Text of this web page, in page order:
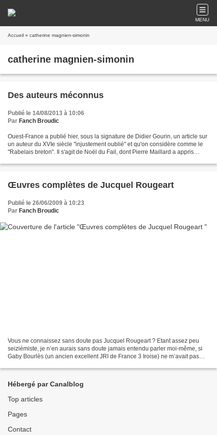
MENU
Accueil » catherine magnien-simonin
catherine magnien-simonin
Des auteurs méconnus
Publié le 14/08/2013 à 10:06
Par Fanch Broudic
Ouest-France a publié hier, sous la signature de Didier Gourin, un article sur
un auteur du XVIe siècle "injustement oublié" et qu'on considère comme le
"Rabelais breton". Il s'agit de Noël du Fail, dont Pierre Maillard a appris
Œuvres complètes de Jucquel Rougeart
Publié le 26/06/2009 à 10:23
Par Fanch Broudic
Vous ne connaissez sans doute pas Jucquel Rougeart ? Etant assez peu
seizièmiste, je n’en aurais sans doute jamais entendu parler moi-même, si
Gaby Bourlès (un ancien excellent JRI de France 3 Iroise) ne m’avait pas
Hébergé par Canalblog
Top articles
Pages
Contact